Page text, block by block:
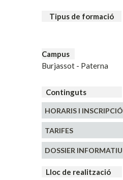
Tipus de formació
Campus
Burjassot - Paterna
Continguts
HORARIS I INSCRIPCIÓ
TARIFES
DOSSIER INFORMATIU
Lloc de realització